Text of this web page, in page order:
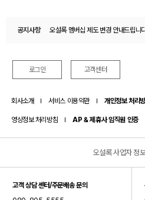
공지사항
오설록 멤버십 제도 변경 안내드립
로그인 고객센터
회사소개 서비스 이용약관 개인정보 처리
영상정보 처리방침 AP & 제휴사 임직원 인증
오설록 사업자 정
(주)오설록
대표이사: 서혁제
고객 상담 센터/주문배송 문의